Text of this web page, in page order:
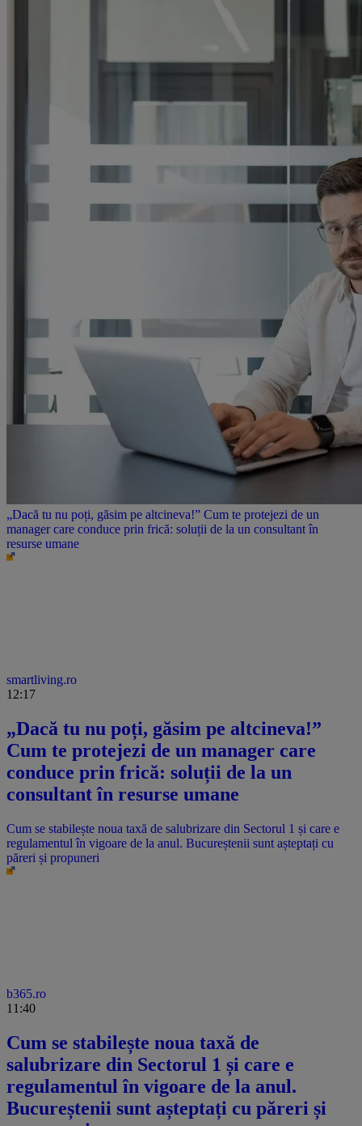
„Dacă tu nu poți, găsim pe altcineva!” Cum te protejezi de un
manager care conduce prin frică: soluții de la un consultant în
resurse umane
smartliving.ro
12:17
„Dacă tu nu poți, găsim pe altcineva!”
Cum te protejezi de un manager care
conduce prin frică: soluții de la un
consultant în resurse umane
Cum se stabilește noua taxă de salubrizare din Sectorul 1 și care e
regulamentul în vigoare de la anul. Bucureștenii sunt așteptați cu
păreri și propuneri
b365.ro
11:40
Cum se stabilește noua taxă de
salubrizare din Sectorul 1 și care e
regulamentul în vigoare de la anul.
Bucureștenii sunt așteptați cu păreri și